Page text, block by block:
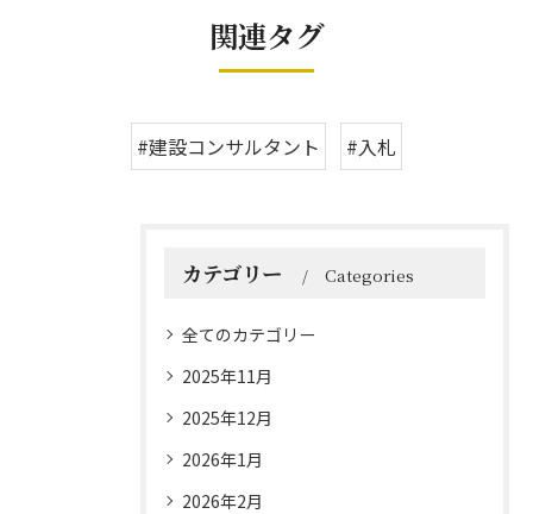
関連タグ
#建設コンサルタント #入札
カテゴリー Categories
全てのカテゴリー
2025年11月
2025年12月
2026年1月
2026年2月